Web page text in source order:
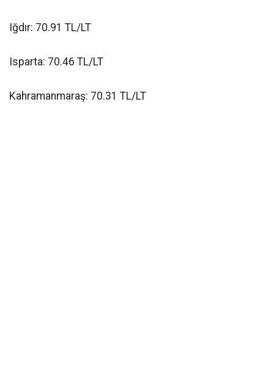
Iğdır: 70.91 TL/LT
Isparta: 70.46 TL/LT
Kahramanmaraş: 70.31 TL/LT